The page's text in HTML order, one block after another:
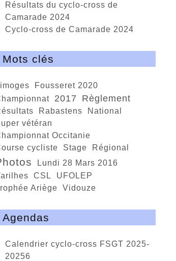
Résultats du cyclo-cross de
Camarade 2024
Cyclo-cross de Camarade 2024
Mots clés
Limoges
Fousseret 2020
Championnat
2017 règlement
résultats Rabastens
national
super vétéran
championnat Occitanie
course cycliste
Stage régional
photos
Lundi 28 Mars 2016
Varilhes
CSL
UFOLEP
trophée Ariège
Vidouze
Agendas
calendrier cyclo-cross FSGT 2025-
20256